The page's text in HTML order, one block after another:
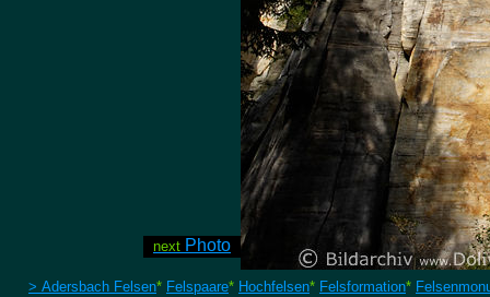
> Adersbach Felsen* Felspaare* Hochfelsen* Felsformation*
next Photo